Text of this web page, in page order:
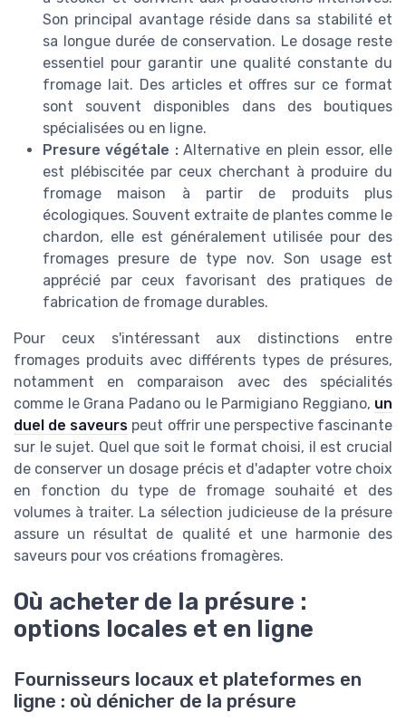
Son principal avantage réside dans sa stabilité et
sa longue durée de conservation. Le dosage reste
essentiel pour garantir une qualité constante du
fromage lait. Des articles et offres sur ce format
sont souvent disponibles dans des boutiques
spécialisées ou en ligne.
Presure végétale :Alternative en plein essor, elle
est plébiscitée par ceux cherchant à produire du
fromage maison à partir de produits plus
écologiques. Souvent extraite de plantes comme le
chardon, elle est généralement utilisée pour des
fromages presure de type nov. Son usage est
apprécié par ceux favorisant des pratiques de
fabrication de fromage durables.
Pour ceux s'intéressant aux distinctions entre
fromages produits avec différents types de présures,
notamment en comparaison avec des spécialités
comme le Grana Padano ou le Parmigiano Reggiano, un
duel de saveurs peut offrir une perspective fascinante
sur le sujet. Quel que soit le format choisi, il est crucial
de conserver un dosage précis et d'adapter votre choix
en fonction du type de fromage souhaité et des
volumes à traiter. La sélection judicieuse de la présure
assure un résultat de qualité et une harmonie des
saveurs pour vos créations fromagères.
Où acheter de la présure :
options locales et en ligne
Fournisseurs locaux et plateformes en
ligne : où dénicher de la présure